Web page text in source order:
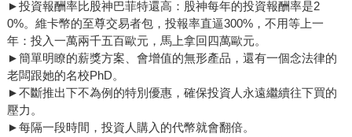
►投資報酬率比股神巴菲特還高：股神每年的投資報酬率是2
0%。維卡幣的至尊交易者包，投報率直逼300%，不用等上一
年：投入一萬兩千五百歐元，馬上拿回四萬歐元。
►簡單明瞭的薪獎方案、會增值的無形產品，還有一個念法律的
老闆跟她的名校PhD。
►不斷推出下不為例的特別優惠，確保投資人永遠繼續往下買的
壓力。
►每隔一段時間，投資人購入的代幣就會翻倍。